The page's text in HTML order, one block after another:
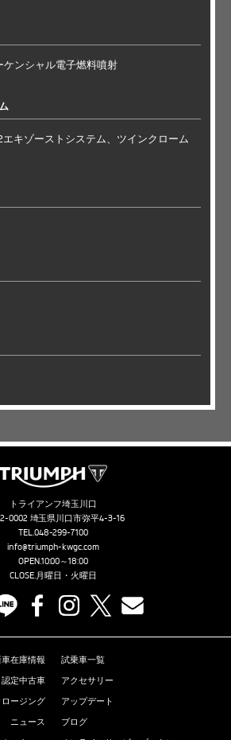
ケンシャル電子燃料噴射
キゾーストシステム、ツインクローム
トライアンフ埼玉川口
0002 埼玉県川口市弥平4-3-16
TEL.048-299-7100
info@triumph-kwgc.com
OPEN.10:00～18:00
CLOSE.月曜日・火曜日
OFFICIAL SITE
LINE FacebookInstagram
在庫情報
試乗車一覧
認定中古車
アクセサリー
ロージング
アップデート
ニュース
ブログ